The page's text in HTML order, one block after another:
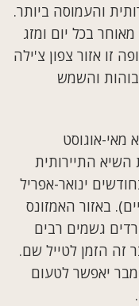
והעמוסה ביותר.
בכל יום ומזג
זו אזור צפון צ'ילה
והשמש
מאי-אוגוסט
התיירותית
ינואר-אפריל
באזור האמזונס
גשמים רבים
זה הזמן לטייל שם.
יאפשר לטעום